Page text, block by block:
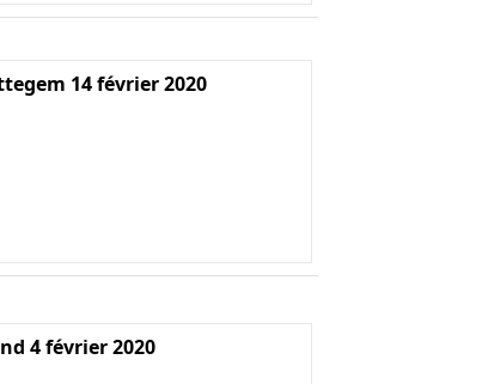
14 février 2020
4 février 2020